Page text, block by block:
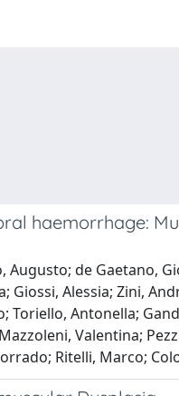
haemorrhage:
de Gaetano,
Alessia; Zini,
Antonella;
Valentina;
Ritelli, Marco;